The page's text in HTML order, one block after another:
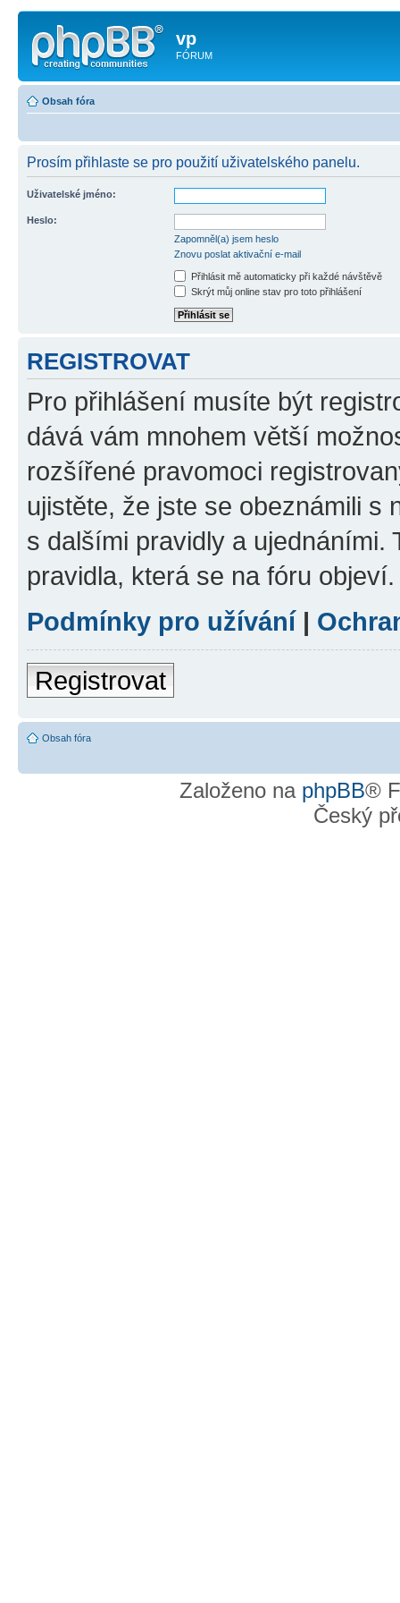
vp
FÓRUM
Obsah fóra
Prosím přihlaste se pro použití uživatelského panelu.
Uživatelské jméno:
Heslo:
Zapomněl(a) jsem heslo
Znovu poslat aktivační e-mail
Přihlásit mě automaticky při každé návštěvě
Skrýt můj online stav pro toto přihlášení
REGISTROVAT
Pro přihlášení musíte být
dává vám mnohem větší
rozšířené pravomoci
ujistěte, že jste se obeznámili s
s dalšími pravidly a ujednáními.
pravidla, která se na fóru objeví.
Podmínky pro užívání |
Registrovat
Obsah fóra
Založeno na phpBB®
Český